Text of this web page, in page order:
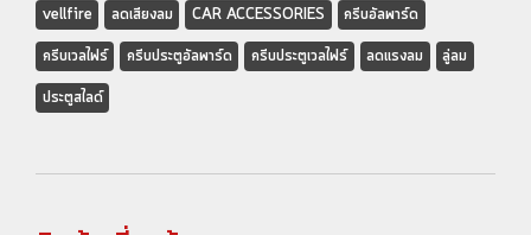
vellfire
ลดเสียงลม CAR ACCESSORIES
ครีบอัลพาร์ด
ครีบเวลไฟร์
ครีบประตูอัลพาร์ด ครีบประตูเวลไฟร์ ลดแรงลม
ลู่ลม
ประตูสไลด์